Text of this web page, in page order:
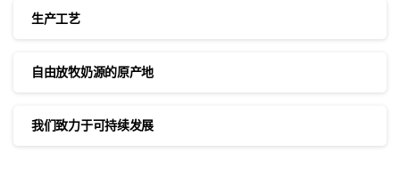
生产工艺
自由放牧奶源的原产地
我们致力于可持续发展